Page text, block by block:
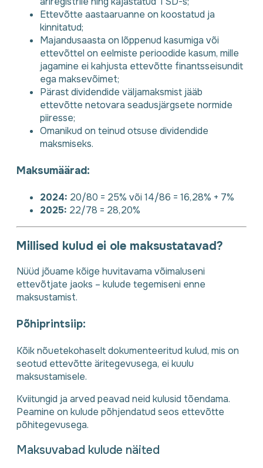
Ettevõtte aastaaruanne on koostatud ja
kinnitatud;
Majandusaasta on lõppenud kasumiga või
ettevõttel on eelmiste perioodide kasum, mille
jagamine ei kahjusta ettevõtte finantsseisundit
ega maksevõimet;
Pärast dividendide väljamaksmist jääb
ettevõtte netovara seadusjärgsete normide
piiresse;
Omanikud on teinud otsuse dividendide
maksmiseks.
Maksumäärad:
2024: 20/80 = 25% või 14/86 = 16,28% + 7%
2025: 22/78 = 28,20%
Millised kulud ei ole maksustatavad?
Nüüd jõuame kõige huvitavama võimaluseni
ettevõtjate jaoks – kulude tegemiseni enne
maksustamist.
Põhiprintsiip:
Kõik nõuetekohaselt dokumenteeritud kulud, mis on
seotud ettevõtte äritegevusega, ei kuulu
maksustamisele.
Kviitungid ja arved peavad neid kulusid tõendama.
Peamine on kulude põhjendatud seos ettevõtte
põhitegevusega.
Maksuvabad kulude näited